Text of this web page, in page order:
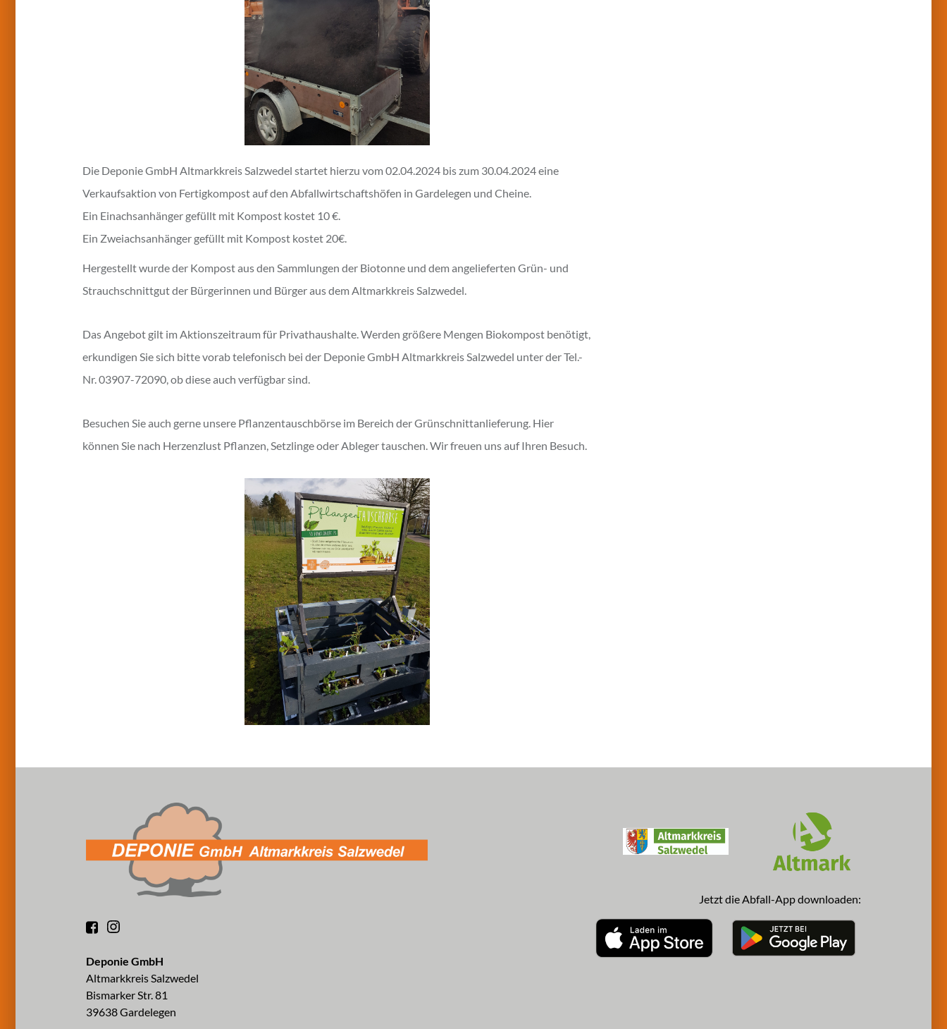
Die Deponie GmbH Altmarkkreis Salzwedel startet hierzu vom 02.04.2024 bis zum 30.04.2024 eine
Verkaufsaktion von Fertigkompost auf den Abfallwirtschaftshöfen in Gardelegen und Cheine.
Ein Einachsanhänger gefüllt mit Kompost kostet 10 €.
Ein Zweiachsanhänger gefüllt mit Kompost kostet 20€.
Hergestellt wurde der Kompost aus den Sammlungen der Biotonne und dem angelieferten Grün- und
Strauchschnittgut der Bürgerinnen und Bürger aus dem Altmarkkreis Salzwedel.
Das Angebot gilt im Aktionszeitraum für Privathaushalte. Werden größere Mengen Biokompost benötigt,
erkundigen Sie sich bitte vorab telefonisch bei der Deponie GmbH Altmarkkreis Salzwedel unter der Tel.-
Nr. 03907-72090, ob diese auch verfügbar sind.
Besuchen Sie auch gerne unsere Pflanzentauschbörse im Bereich der Grünschnittanlieferung. Hier
können Sie nach Herzenzlust Pflanzen, Setzlinge oder Ableger tauschen. Wir freuen uns auf Ihren Besuch.
Deponie GmbH
Altmarkkreis Salzwedel
Bismarker Str. 81
39638 Gardelegen
Jetzt die Abfall-App downloaden: